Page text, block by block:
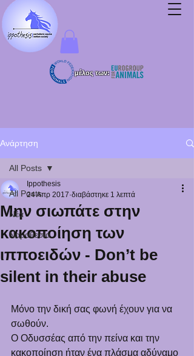
μέλος των:
Ανάρτηση
All Posts
Νέα
Νομοθεσία
All Posts
Μην σιωπάτε στην
κακοποίηση των
ιπποειδών - Don’t be
silent in their abuse
Ippothesis
24 Απρ 2017 διαβάστηκε 1 λεπτά
Μόνο την δική σας φωνή έχουν για να
σωθούν.
Ο Οδυσσέας από την πείνα και την
κακοποίηση ήταν ένα πλάσμα αδύναμο